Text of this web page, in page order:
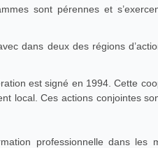
sont pérennes et
dans deux des régions
est signé en 1994. Cette
local. Ces actions conjointes
professionnelle dans les